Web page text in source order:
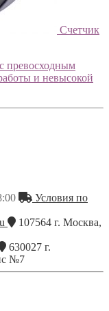
Счетчик
превосходным
и невысокой
Условия по
107564 г. Москва,
630027 г.
№7